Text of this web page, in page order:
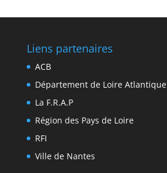
Liens partenaires
ACB
Département de Loire Atlantique
La F.R.A.P
Région des Pays de Loire
RFI
Ville de Nantes